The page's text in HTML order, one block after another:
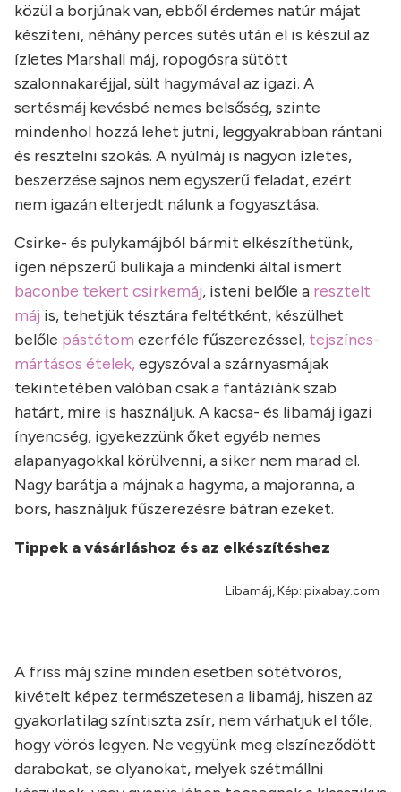
közül a borjúnak van, ebből érdemes natúr májat
készíteni, néhány perces sütés után el is készül az
ízletes Marshall máj, ropogósra sütött
szalonnakaréjjal, sült hagymával az igazi. A
sertésmáj kevésbé nemes belsőség, szinte
mindenhol hozzá lehet jutni, leggyakrabban rántani
és resztelni szokás. A nyúlmáj is nagyon ízletes,
beszerzése sajnos nem egyszerű feladat, ezért
nem igazán elterjedt nálunk a fogyasztása.
Csirke- és pulykamájból bármit elkészíthetünk,
igen népszerű bulikaja a mindenki által ismert
baconbe tekert csirkemáj, isteni belőle a resztelt
máj is, tehetjük tésztára feltétként, készülhet
belőle pástétom ezerféle fűszerezéssel, tejszínes-
mártásos ételek,egyszóval a szárnyasmájak
tekintetében valóban csak a fantáziánk szab
határt, mire is használjuk. A kacsa- és libamáj igazi
ínyencség, igyekezzünk őket egyéb nemes
alapanyagokkal körülvenni, a siker nem marad el.
Nagy barátja a májnak a hagyma, a majoranna, a
bors, használjuk fűszerezésre bátran ezeket.
Tippek a vásárláshoz és az elkészítéshez
Libamáj, Kép: pixabay.com
A friss máj színe minden esetben sötétvörös,
kivételt képez természetesen a libamáj, hiszen az
gyakorlatilag színtiszta zsír, nem várhatjuk el tőle,
hogy vörös legyen. Ne vegyünk meg elszíneződött
darabokat, se olyanokat, melyek szétmállni